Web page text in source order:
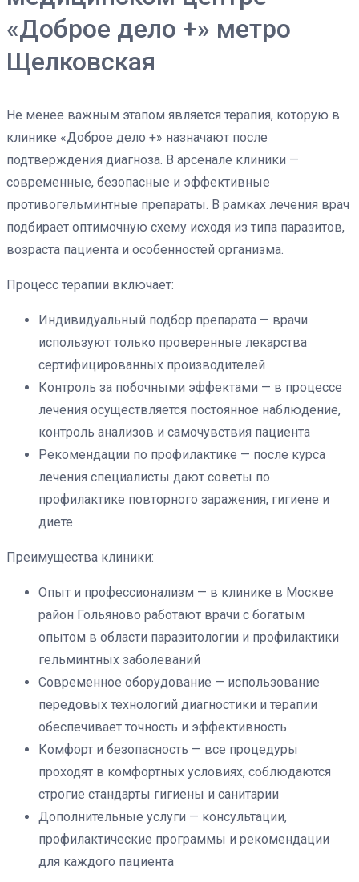
«Доброе дело +» метро
Щелковская
Не менее важным этапом является терапия, которую в
клинике «Доброе дело +» назначают после
подтверждения диагноза. В арсенале клиники —
современные, безопасные и эффективные
противогельминтные препараты. В рамках лечения врач
подбирает оптимочную схему исходя из типа паразитов,
возраста пациента и особенностей организма.
Процесс терапии включает:
Индивидуальный подбор препарата — врачи
используют только проверенные лекарства
сертифицированных производителей
Контроль за побочными эффектами — в процессе
лечения осуществляется постоянное наблюдение,
контроль анализов и самочувствия пациента
Рекомендации по профилактике — после курса
лечения специалисты дают советы по
профилактике повторного заражения, гигиене и
диете
Преимущества клиники:
Опыт и профессионализм — в клинике в Москве
район Гольяново работают врачи с богатым
опытом в области паразитологии и профилактики
гельминтных заболеваний
Современное оборудование — использование
передовых технологий диагностики и терапии
обеспечивает точность и эффективность
Комфорт и безопасность — все процедуры
проходят в комфортных условиях, соблюдаются
строгие стандарты гигиены и санитарии
Дополнительные услуги — консультации,
профилактические программы и рекомендации
для каждого пациента